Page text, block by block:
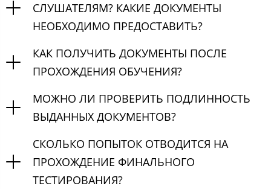
СЛУШАТЕЛЯМ? КАКИЕ ДОКУМЕНТЫ
НЕОБХОДИМО ПРЕДОСТАВИТЬ?
КАК ПОЛУЧИТЬ ДОКУМЕНТЫ ПОСЛЕ
ПРОХОЖДЕНИЯ ОБУЧЕНИЯ?
МОЖНО ЛИ ПРОВЕРИТЬ ПОДЛИННОСТЬ
ВЫДАННЫХ ДОКУМЕНТОВ?
СКОЛЬКО ПОПЫТОК ОТВОДИТСЯ НА
ПРОХОЖДЕНИЕ ФИНАЛЬНОГО
ТЕСТИРОВАНИЯ?